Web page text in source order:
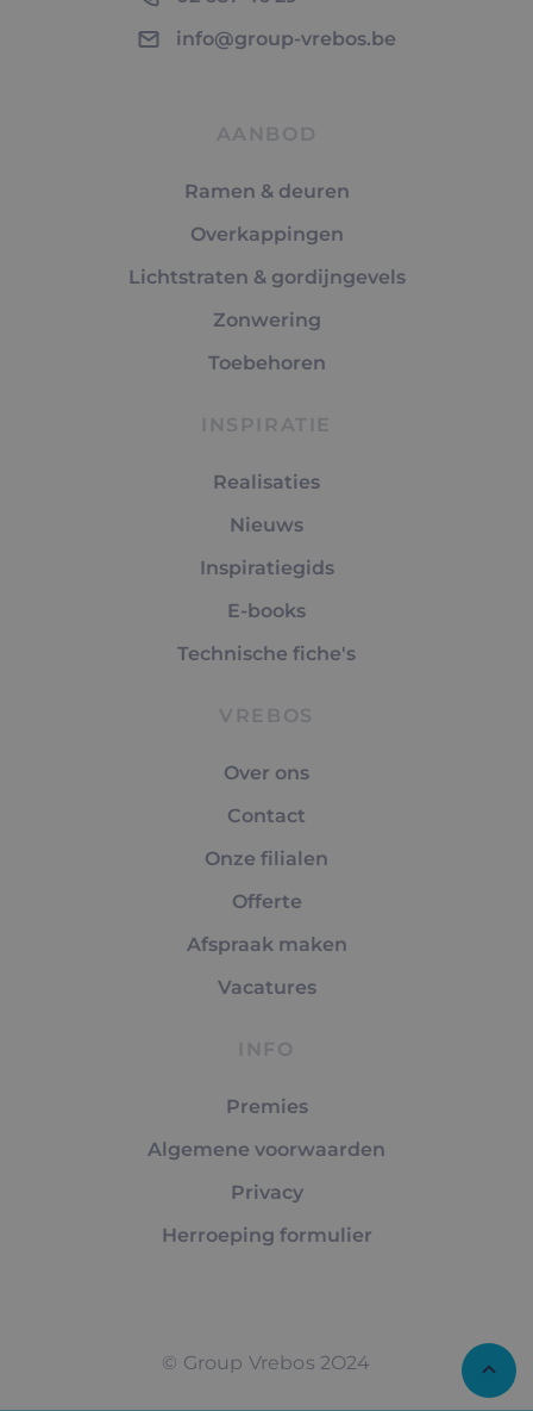
info@group-vrebos.be
AANBOD
Ramen & deuren
Overkappingen
Lichtstraten & gordijngevels
Zonwering
Toebehoren
INSPIRATIE
Realisaties
Nieuws
Inspiratiegids
E-books
Technische fiche's
VREBOS
Over ons
Contact
Onze filialen
Offerte
Afspraak maken
Vacatures
INFO
Premies
Algemene voorwaarden
Privacy
Herroeping formulier
© Group Vrebos 2O24